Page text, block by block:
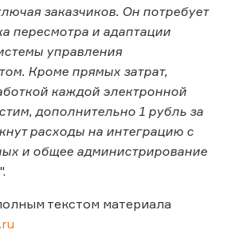
заказчиков. Он потребует
пересмотра и адаптации
управления
Кроме прямых затрат,
каждой электронной
дополнительно 1 рубль за
расходы на интеграцию с
и общее администрирование
".
текстом материала